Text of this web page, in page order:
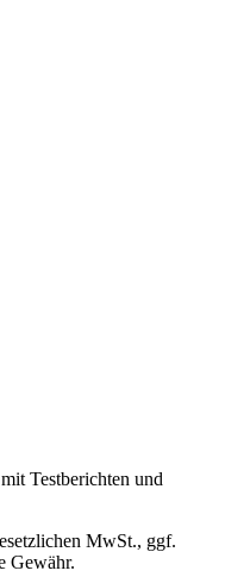
Testberichten und
MwSt., ggf.
Gewähr.